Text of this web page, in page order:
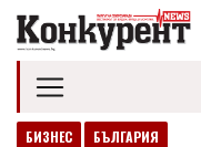
БИЗНЕС БЪЛГАРИЯ